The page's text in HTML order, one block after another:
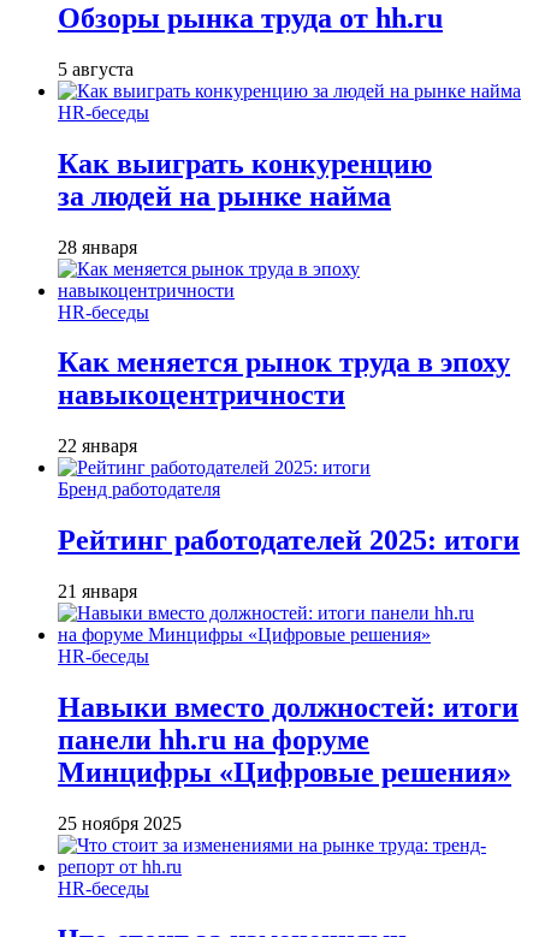
Обзоры рынка труда от hh.ru
5 августа
HR-беседы
Как выиграть конкуренцию
за людей на рынке найма
28 января
HR-беседы
Как меняется рынок труда в эпоху
навыкоцентричности
22 января
Бренд работодателя
Рейтинг работодателей 2025: итоги
21 января
HR-беседы
Навыки вместо должностей: итоги
панели hh.ru на форуме
Минцифры «Цифровые решения»
25 ноября 2025
HR-беседы